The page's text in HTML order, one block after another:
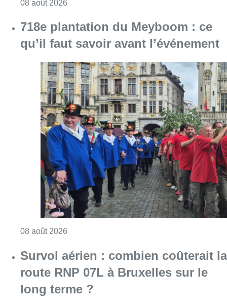
08 août 2026Consulter l'article "718e plantation du
Survol aérien : combien coûterait la
route RNP 07L à Bruxelles sur le
long terme ?